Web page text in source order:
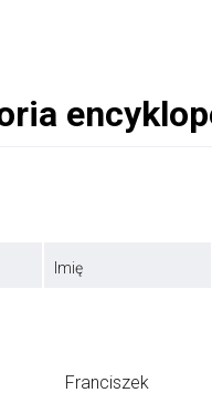
Imię
Franciszek